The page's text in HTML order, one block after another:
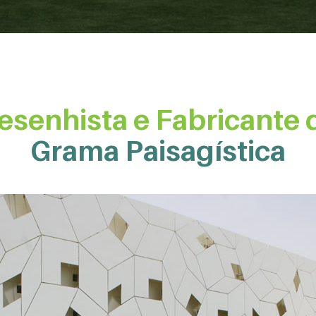
e Fabricante
Grama Paisagística